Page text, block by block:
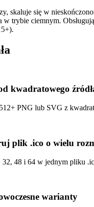
skaluje się w
w trybie ciemnym.
kwadratowego
PNG lub SVG z
plik .ico o wielu
32, 48 i 64 w jednym pliku
warianty